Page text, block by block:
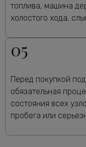
топлива, машина
холостого хода,
05
Перед покупкой
обязательная
состояния всех
пробега или